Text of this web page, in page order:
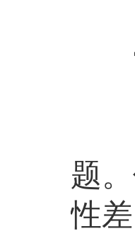
一
目
题
性